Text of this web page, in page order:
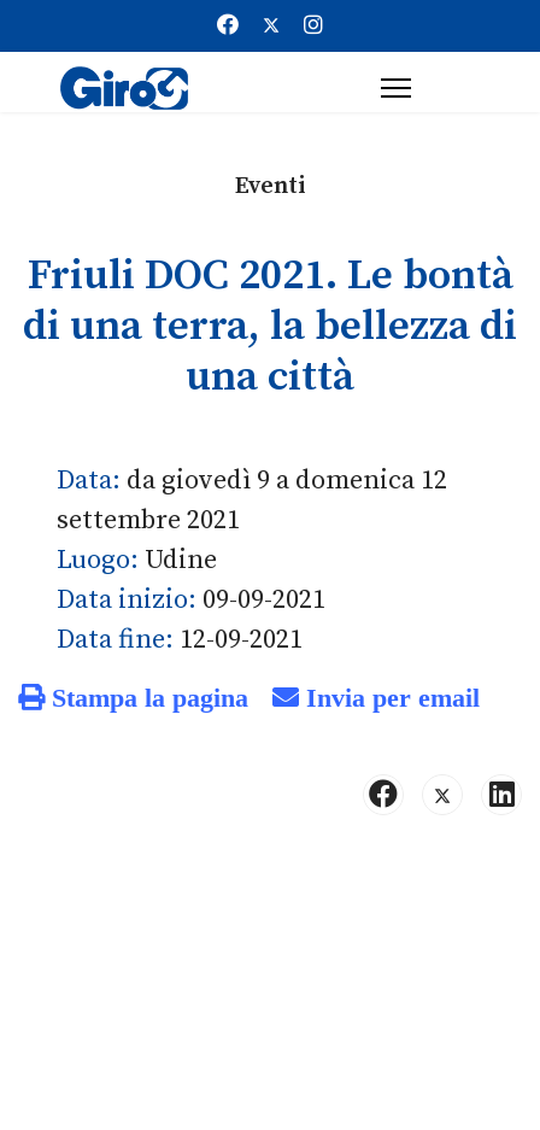
Eventi
Friuli DOC 2021. Le bontà
di una terra, la bellezza di
una città
Data: da giovedì 9 a domenica 12
settembre 2021
Luogo: Udine
Data inizio: 09-09-2021
Data fine: 12-09-2021
Stampa la pagina Invia per email